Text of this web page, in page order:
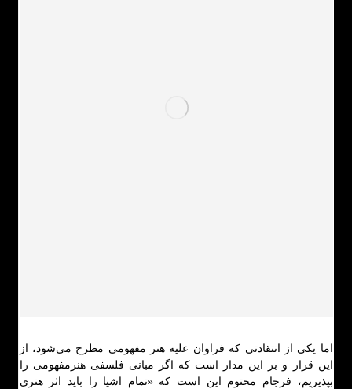
اما یکی از انتقادتی که فراوان علیه هنر مفهومی مطرح می‌شود، از
این قرار و بر این مدار است که اگر مبانی فلسفی هنرمفهومی را
بپذیریم، فرجام محتوم این است که «تمام اشیا را باید اثر هنری